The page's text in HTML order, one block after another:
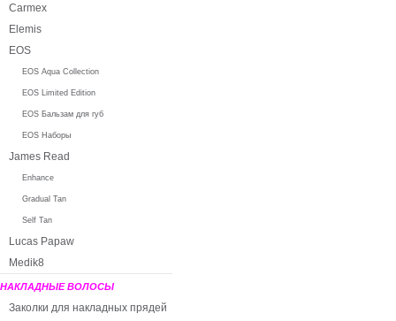
Carmex
Elemis
EOS
EOS Aqua Collection
EOS Limited Edition
EOS Бальзам для губ
EOS Наборы
James Read
Enhance
Gradual Tan
Self Tan
Lucas Papaw
Medik8
НАКЛАДНЫЕ ВОЛОСЫ
Заколки для накладных прядей